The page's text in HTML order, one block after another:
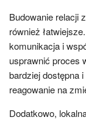
Budowanie relacji
również
komunikacja i
usprawnić proces
bardziej dostępna
reagowanie na
Dodatkowo,